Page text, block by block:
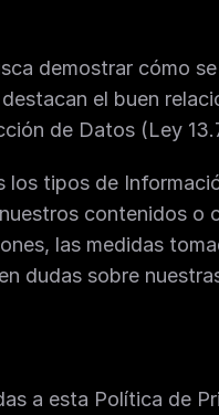
demostrar cómo
el buen
de Datos (Ley
los tipos de
contenidos
las medidas
dudas sobre
a esta Política de